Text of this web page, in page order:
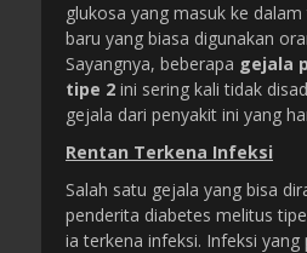
glukosa yang masuk ke
baru yang biasa digunakan
Sayangnya, beberapa gejala
tipe 2 ini sering kali tidak
gejala dari penyakit ini yang
Rentan Terkena Infeksi
Salah satu gejala yang bisa
penderita diabetes melitus
ia terkena infeksi. Infeksi yang